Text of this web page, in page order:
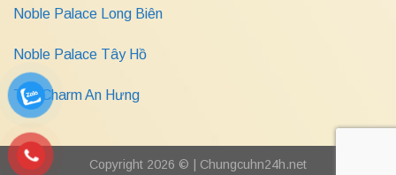
Noble Palace Long Biên
Noble Palace Tây Hồ
The Charm An Hưng
Copyright 2026 © | Chungcuhn24h.net